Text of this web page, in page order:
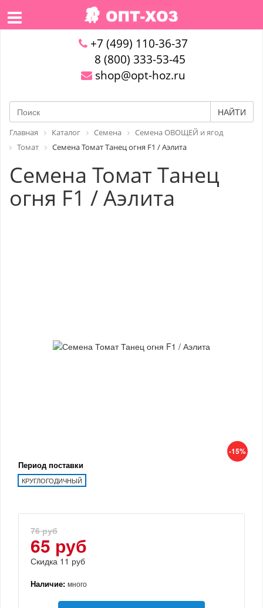
+7 (499) 110-36-37
8 (800) 333-53-45
shop@opt-hoz.ru
НАЙТИ
Главная Каталог Семена
Семена ОВОЩЕЙ и ягод
Томат
Семена Томат Танец огня F1 / Аэлита
Семена Томат Танец
огня F1 / Аэлита
-15%
Период поставки
КРУГЛОГОДИЧНЫЙ
76 руб
65 руб
Скидка 11 руб
Наличие: много